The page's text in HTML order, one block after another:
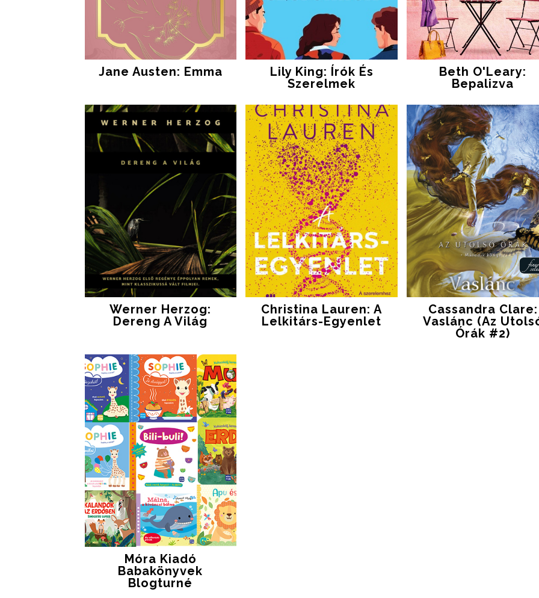
Jane Austen: Emma
Lily King: Írók És
Szerelmek
Beth O'Leary:
Bepalizva
Werner Herzog:
Dereng A Világ
Christina Lauren: A
Lelkitárs-Egyenlet
Cassandra Clare:
Vaslánc (Az
Órák #2)
Móra Kiadó
Babakönyvek
Blogturné